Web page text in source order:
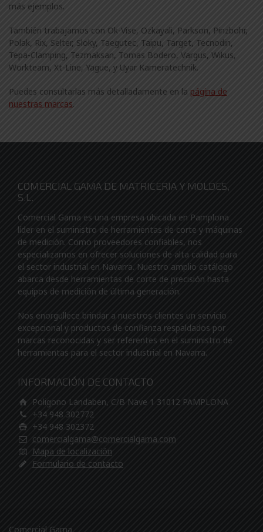
más ejemplos.
También trabajamos con Ok-Vise, Ozkayali, Parkson, Pinzbohr,
Polak, Rix, Selter, Sloky, Taegutec, Taipu, Target, Tecnodin,
Tepa-Clamping, Tezmaksan, Tomas Bodero, Vargus, Wikus,
Workteam, Xt-Line, Yague, y Uyar Kameratechnik.
Puedes consultarlas más detalladamente en la página de
nuestras marcas.
COMERCIAL GAMA DE MATRICERIA Y MOLDES,
S.L.
Comercial Gama es una empresa ubicada en Pamplona
líder en el suministro de herramientas de corte y máquinas
de medición. Como proveedores confiables, nos
especializamos en ofrecer soluciones de alta calidad para
el sector industrial en Navarra. Nuestro amplio catálogo
abarca desde herramientas de corte de precisión hasta
equipos de medición de última generación.
Nos enorgullece brindar a nuestros clientes un servicio
excepcional y productos de confianza respaldados por
marcas reconocidas y ser referentes en el suministro de
herramientas para el sector industrial en Navarra.
INFORMACIÓN DE CONTACTO
Poligono Landaben, C/B Nave 1 31012 PAMPLONA
+34 948 302772
+34 948 302372
comercialgama@comercialgama.com
Mapa de localización
Formulario de contacto
Comercial Gama